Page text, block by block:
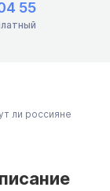
55
ли россияне